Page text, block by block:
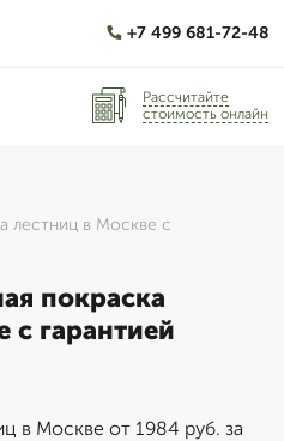
+7 499 681-72-48
Рассчитайте
стоимость онлайн
лестниц в Москве с
покраска
с гарантией
в Москве от 1984 руб. за